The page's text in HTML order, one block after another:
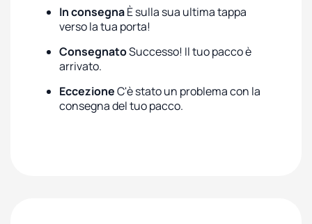
In consegnaÈ sulla sua ultima tappa
verso la tua porta!
ConsegnatoSuccesso! Il tuo pacco è
arrivato.
EccezioneC'è stato un problema con la
consegna del tuo pacco.